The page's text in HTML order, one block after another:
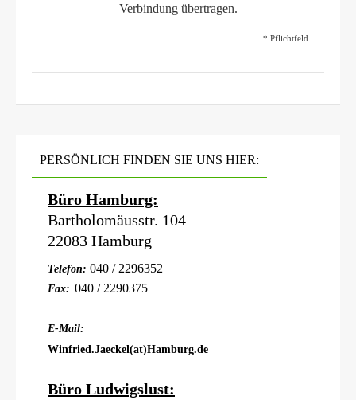
Verbindung übertragen.
* Pflichtfeld
PERSÖNLICH FINDEN SIE UNS HIER:
Büro Hamburg:
Bartholomäusstr. 104
22083 Hamburg
Telefon: 040 / 2296352
Fax: 040 / 2290375
E-Mail:
Winfried.Jaeckel(at)Hamburg.de
Büro Ludwigslust: